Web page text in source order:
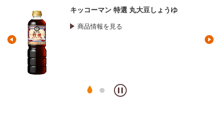
キッコーマン 特選 丸大豆しょうゆ
商品情報を見る